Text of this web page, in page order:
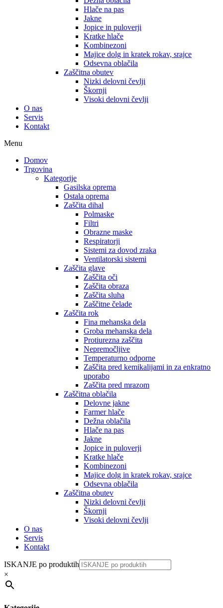
Hlače na pas
Jakne
Jopice in puloverji
Kratke hlače
Kombinezoni
Majice dolg in kratek rokav, srajce
Odsevna oblačila
Zaščitna obutev
Nizki delovni čevlji
Škornji
Visoki delovni čevlji
O nas
Servis
Kontakt
Menu
Domov
Trgovina
Kategorije
Gasilska oprema
Ostala oprema
Zaščita dihal
Polmaske
Filtri
Obrazne maske
Respiratorji
Sistemi za dovod zraka
Ventilatorski sistemi
Zaščita glave
Zaščita oči
Zaščita obraza
Zaščita sluha
Zaščitne čelade
Zaščita rok
Fina mehanska dela
Groba mehanska dela
Protiurezna zaščita
Nepremočljive
Temperaturno odporne
Zaščita pred kemikalijami in za enkratno
uporabo
Zaščita pred mrazom
Zaščitna oblačila
Delovne jakne
Farmer hlače
Dežna oblačila
Hlače na pas
Jakne
Jopice in puloverji
Kratke hlače
Kombinezoni
Majice dolg in kratek rokav, srajce
Odsevna oblačila
Zaščitna obutev
Nizki delovni čevlji
Škornji
Visoki delovni čevlji
O nas
Servis
Kontakt
ISKANJE po produktih
×